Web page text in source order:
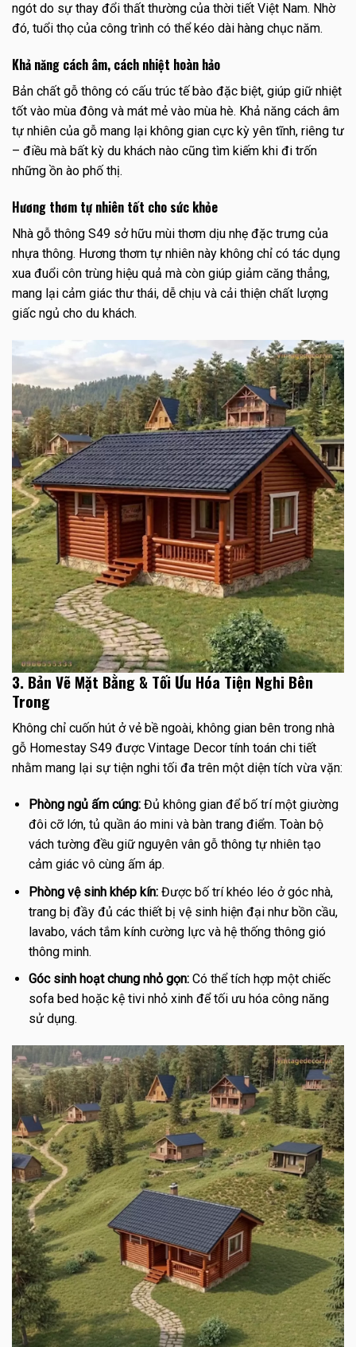
ngót do sự thay đổi thất thường của thời tiết Việt Nam. Nhờ
đó, tuổi thọ của công trình có thể kéo dài hàng chục năm.
Khả năng cách âm, cách nhiệt hoàn hảo
Bản chất gỗ thông có cấu trúc tế bào đặc biệt, giúp giữ nhiệt
tốt vào mùa đông và mát mẻ vào mùa hè. Khả năng cách âm
tự nhiên của gỗ mang lại không gian cực kỳ yên tĩnh, riêng tư
– điều mà bất kỳ du khách nào cũng tìm kiếm khi đi trốn
những ồn ào phố thị.
Hương thơm tự nhiên tốt cho sức khỏe
Nhà gỗ thông S49 sở hữu mùi thơm dịu nhẹ đặc trưng của
nhựa thông. Hương thơm tự nhiên này không chỉ có tác dụng
xua đuổi côn trùng hiệu quả mà còn giúp giảm căng thẳng,
mang lại cảm giác thư thái, dễ chịu và cải thiện chất lượng
giấc ngủ cho du khách.
3. Bản Vẽ Mặt Bằng & Tối Ưu Hóa Tiện Nghi Bên
Trong
Không chỉ cuốn hút ở vẻ bề ngoài, không gian bên trong nhà
gỗ Homestay S49 được Vintage Decor tính toán chi tiết
nhằm mang lại sự tiện nghi tối đa trên một diện tích vừa vặn:
Phòng ngủ ấm cúng:Đủ không gian để bố trí một giường
đôi cỡ lớn, tủ quần áo mini và bàn trang điểm. Toàn bộ
vách tường đều giữ nguyên vân gỗ thông tự nhiên tạo
cảm giác vô cùng ấm áp.
Phòng vệ sinh khép kín:Được bố trí khéo léo ở góc nhà,
trang bị đầy đủ các thiết bị vệ sinh hiện đại như bồn cầu,
lavabo, vách tắm kính cường lực và hệ thống thông gió
thông minh.
Góc sinh hoạt chung nhỏ gọn:Có thể tích hợp một chiếc
sofa bed hoặc kệ tivi nhỏ xinh để tối ưu hóa công năng
sử dụng.